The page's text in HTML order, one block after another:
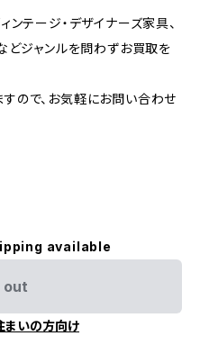
ンテージ・デザイナーズ家具、
どジャンルを問わずお買取を
ので、お気軽にお問い合わせ
available
out
まいの方向け